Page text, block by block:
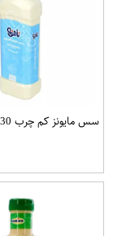
سس مایونز کم چرب 430 گرم نامی نو